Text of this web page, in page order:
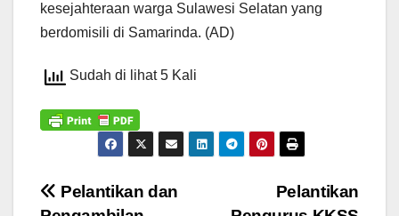
kesejahteraan warga Sulawesi Selatan yang
berdomisili di Samarinda. (AD)
Sudah di lihat 5 Kali
Navigasi
Pelantikan
Pelantikan dan